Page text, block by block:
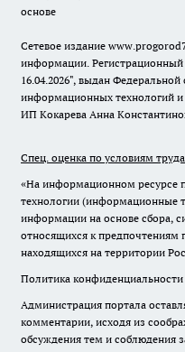
основе
Сетевое издание
информации.
16.04.2026", выдан
информационных технологий
ИП Кокарева Анна
Спец. оценка по условиям труда
«На информационном ресурсе
технологии (информационные
информации на основе сбора,
относящихся к предпочтениям
находящихся на территории
Политика
Администрация портала
комментарии, исходя из
обсуждения тем и соблюдения